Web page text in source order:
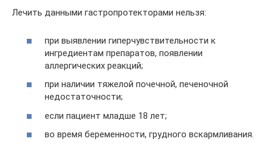
Лечить данными гастропротекторами нельзя:
при выявлении гиперчувствительности к
ингредиентам препаратов, появлении
аллергических реакций;
при наличии тяжелой почечной, печеночной
недостаточности;
если пациент младше 18 лет;
во время беременности, грудного вскармливания.